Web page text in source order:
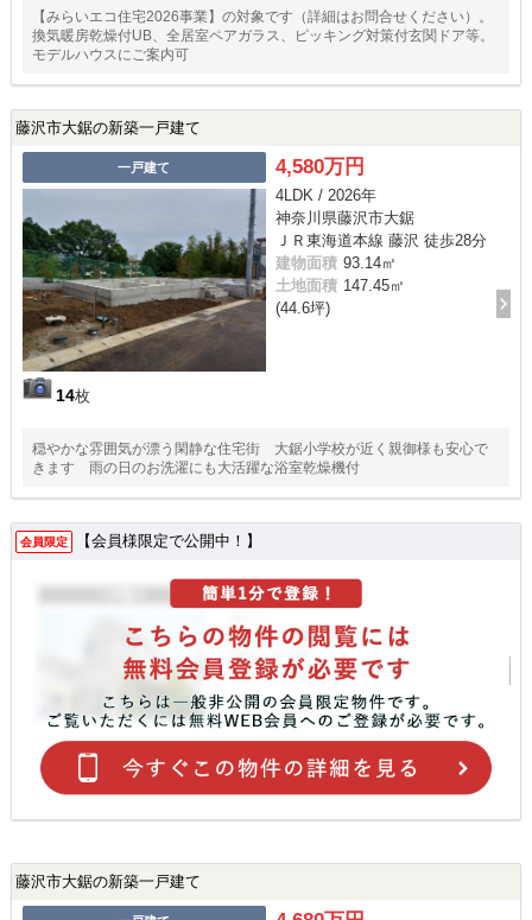
【みらいエコ住宅2026事業】の対象です（詳細はお問合せください）。
換気暖房乾燥付UB、全居室ペアガラス、ピッキング対策付玄関ドア等。
モデルハウスにご案内可
藤沢市大鋸の新築一戸建て
一戸建て
14枚
4,580万円
4LDK / 2026年
神奈川県藤沢市大鋸
ＪＲ東海道本線 藤沢 徒歩28分
建物面積 93.14㎡
土地面積 147.45㎡
(44.6坪)
穏やかな雰囲気が漂う閑静な住宅街 大鋸小学校が近く親御様も安心で
きます 雨の日のお洗濯にも大活躍な浴室乾燥機付
会員限定 【会員様限定で公開中！】
藤沢市大鋸の新築一戸建て